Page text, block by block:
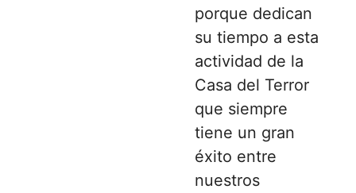
porque dedican
su tiempo a esta
actividad de la
Casa del Terror
que siempre
tiene un gran
éxito entre
nuestros